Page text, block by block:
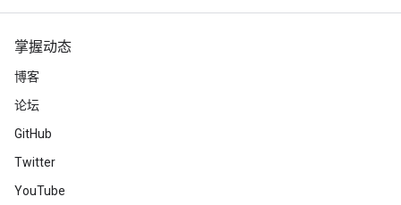
掌握动态
博客
论坛
GitHub
Twitter
YouTube